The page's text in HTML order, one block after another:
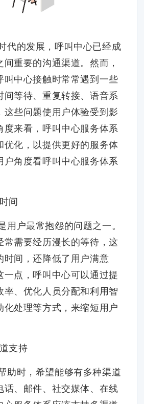
代的发展，呼叫中心已经成
重要的沟通渠道。然而，
叫中心接触时常常遇到一些
间等待、重复转接、语音系
这些问题使用户体验受到影
度来看，呼叫中心服务体系
优化，以提供更好的服务体
户角度看呼叫中心服务体系
间
用户最常抱怨的问题之一。
常需要经历漫长的等待，这
时间，还降低了用户满意
一点，呼叫中心可以通过提
率、优化人员分配和利用智
化处理等方式，来缩短用户
支持
助时，希望能够有多种渠道
话、邮件、社交媒体、在线